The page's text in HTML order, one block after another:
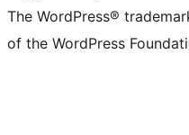
The WordPress®
of the WordPress